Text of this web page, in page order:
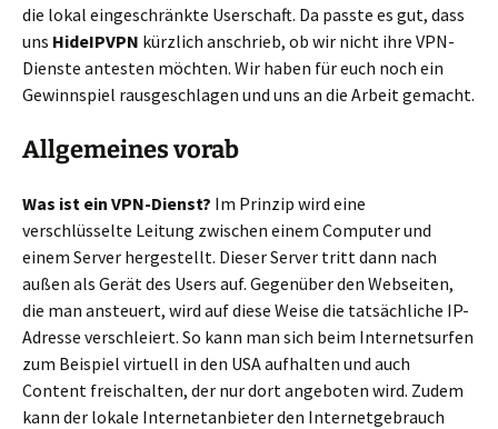
die lokal eingeschränkte Userschaft. Da passte es gut, dass
uns HideIPVPN kürzlich anschrieb, ob wir nicht ihre VPN-
Dienste antesten möchten. Wir haben für euch noch ein
Gewinnspiel rausgeschlagen und uns an die Arbeit gemacht.
Allgemeines vorab
Was ist ein VPN-Dienst? Im Prinzip wird eine
verschlüsselte Leitung zwischen einem Computer und
einem Server hergestellt. Dieser Server tritt dann nach
außen als Gerät des Users auf. Gegenüber den Webseiten,
die man ansteuert, wird auf diese Weise die tatsächliche IP-
Adresse verschleiert. So kann man sich beim Internetsurfen
zum Beispiel virtuell in den USA aufhalten und auch
Content freischalten, der nur dort angeboten wird. Zudem
kann der lokale Internetanbieter den Internetgebrauch